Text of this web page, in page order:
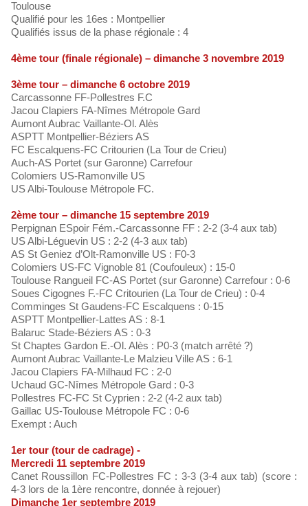
Toulouse
Qualifié pour les 16es : Montpellier
Qualifiés issus de la phase régionale : 4
4ème tour (finale régionale) – dimanche 3 novembre 2019
3ème tour – dimanche 6 octobre 2019
Carcassonne FF-Pollestres F.C
Jacou Clapiers FA-Nîmes Métropole Gard
Aumont Aubrac Vaillante-Ol. Alès
ASPTT Montpellier-Béziers AS
FC Escalquens-FC Critourien (La Tour de Crieu)
Auch-AS Portet (sur Garonne) Carrefour
Colomiers US-Ramonville US
US Albi-Toulouse Métropole FC.
2ème tour – dimanche 15 septembre 2019
Perpignan ESpoir Fém.-Carcassonne FF : 2-2 (3-4 aux tab)
US Albi-Léguevin US : 2-2 (4-3 aux tab)
AS St Geniez d’Olt-Ramonville US : F0-3
Colomiers US-FC Vignoble 81 (Coufouleux) : 15-0
Toulouse Rangueil FC-AS Portet (sur Garonne) Carrefour : 0-6
Soues Cigognes F.-FC Critourien (La Tour de Crieu) : 0-4
Comminges St Gaudens-FC Escalquens : 0-15
ASPTT Montpellier-Lattes AS : 8-1
Balaruc Stade-Béziers AS : 0-3
St Chaptes Gardon E.-Ol. Alès : P0-3 (match arrêté ?)
Aumont Aubrac Vaillante-Le Malzieu Ville AS : 6-1
Jacou Clapiers FA-Milhaud FC : 2-0
Uchaud GC-Nîmes Métropole Gard : 0-3
Pollestres FC-FC St Cyprien : 2-2 (4-2 aux tab)
Gaillac US-Toulouse Métropole FC : 0-6
Exempt : Auch
1er tour (tour de cadrage) -
Mercredi 11 septembre 2019
Canet Roussillon FC-Pollestres FC : 3-3 (3-4 aux tab) (score :
4-3 lors de la 1ère rencontre, donnée à rejouer)
Dimanche 1er septembre 2019